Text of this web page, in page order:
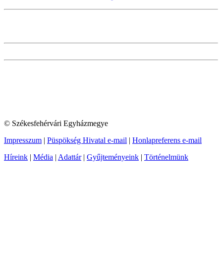
© Székesfehérvári Egyházmegye
Impresszum | Püspökség Hivatal e-mail | Honlapreferens e-mail
Híreink | Média | Adattár| Gyűjteményeink | Történelmünk